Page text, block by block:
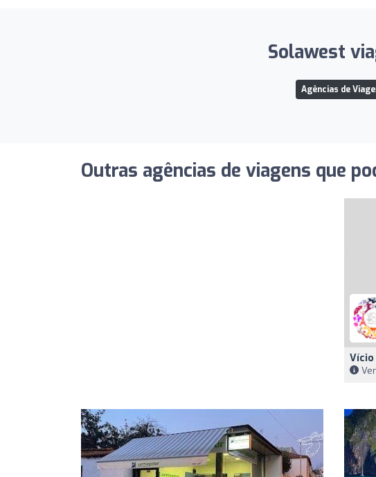
Solawest
Agências de
Outras agências de viagens que
Vício